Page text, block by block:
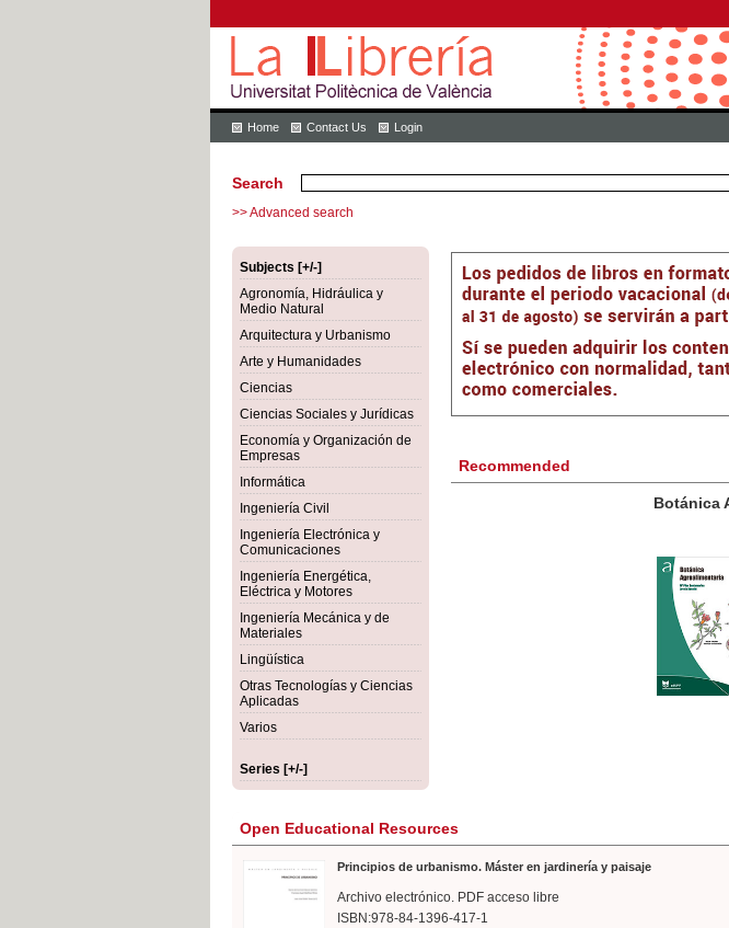
Home Contact Us Login
Search
>> Advanced search
Subjects [+/-]
Agronomía, Hidráulica y
Medio Natural
Arquitectura y Urbanismo
Arte y Humanidades
Ciencias
Ciencias Sociales y Jurídicas
Economía y Organización de
Empresas
Informática
Ingeniería Civil
Ingeniería Electrónica y
Comunicaciones
Ingeniería Energética,
Eléctrica y Motores
Ingeniería Mecánica y de
Materiales
Lingüística
Otras Tecnologías y Ciencias
Aplicadas
Varios
Series [+/-]
Recommended
€35.00
VAT INCLUDED
Open Educational Resources
Principios de urbanismo. Máster en jardinería y paisaje
Archivo electrónico. PDF acceso libre
ISBN:978-84-1396-417-1